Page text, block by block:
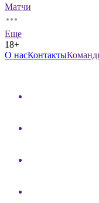
Матчи
Еще
18+
О насКонтакты